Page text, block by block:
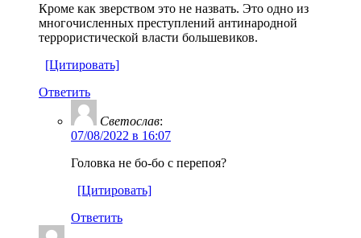
Кроме как зверством это не назвать. Это одно из
многочисленных преступлений антинародной
террористической власти большевиков.
[Цитировать]
Ответить
Светослав:
07/08/2022 в 16:07
Головка не бо-бо с перепоя?
[Цитировать]
Ответить